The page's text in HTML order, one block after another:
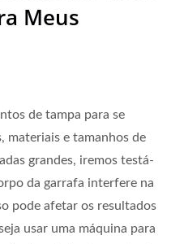
Co.,
Meus
de tampa para se
materiais e tamanhos de
grandes, iremos testá-
da garrafa interfere na
pode afetar os resultados
usar uma máquina para